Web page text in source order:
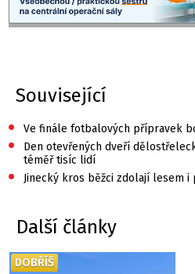
Související
• Ve finále fotbalových přípravek
•
Den otevřených dveří
téměř tisíc lidí
• Jinecký kros běžci zdolají lesem i
Další články
DOBŘÍŠ